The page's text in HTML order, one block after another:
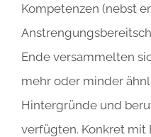
Kompetenzen (nebst
Ende versammelten
mehr oder minder
Hintergründe und
verfügten. Konkret mit